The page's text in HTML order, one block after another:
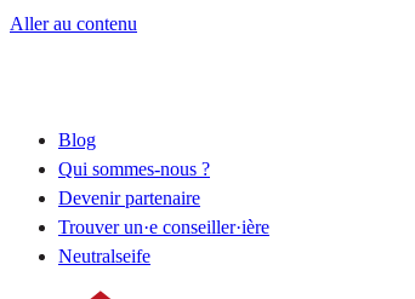
Aller au contenu
Blog
Qui sommes-nous ?
Devenir partenaire
Trouver un·e conseiller·ière
Neutralseife